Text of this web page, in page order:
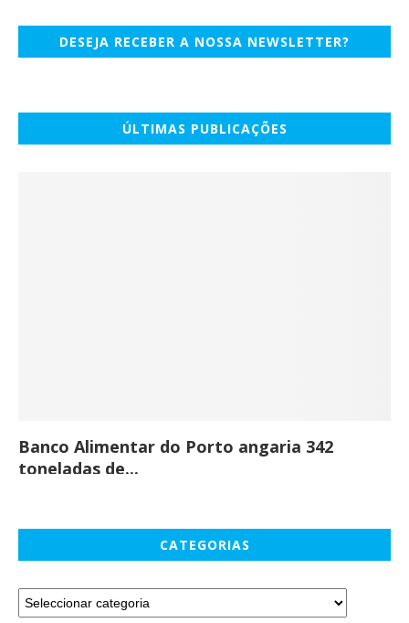
DESEJA RECEBER A NOSSA NEWSLETTER?
ÚLTIMAS PUBLICAÇÕES
Banco Alimentar do Porto angaria 342
toneladas de...
CATEGORIAS